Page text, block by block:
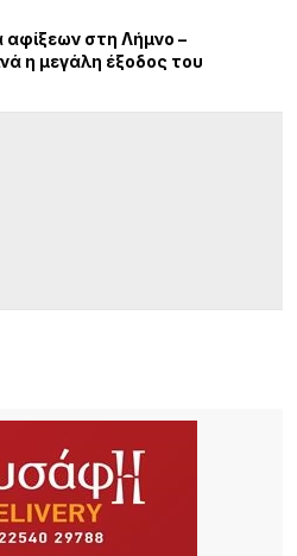
αφίξεων στη Λήμνο –
η μεγάλη έξοδος του
διακοπές ρεύματος